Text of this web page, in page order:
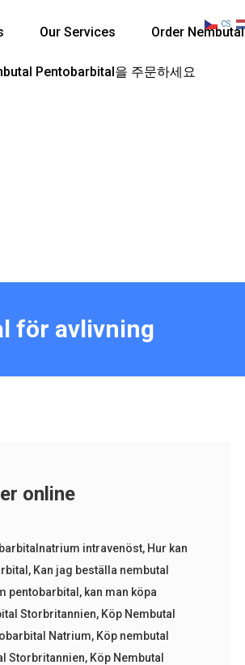
Our Services Order Nembutal
Pentobarbital을 주문하세요
för avlivning
online
intravenöst, Hur kan
, Kan jag beställa nembutal
pentobarbital , kan man köpa
Storbritannien, Köp Nembutal
Natrium, Köp nembutal
Storbritannien, Köp Nembutal
CS